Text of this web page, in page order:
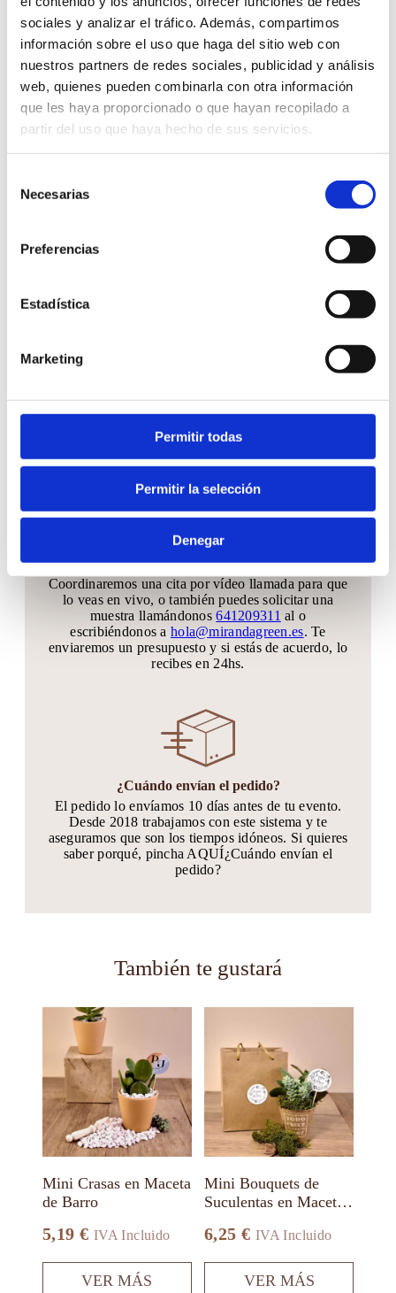
sociales y analizar el tráfico. Además, compartimos
información sobre el uso que haga del sitio web con
nuestros partners de redes sociales, publicidad y análisis
web, quienes pueden combinarla con otra información
que les haya proporcionado o que hayan recopilado a
partir del uso que haya hecho de sus servicios.
Necesarias
Preferencias
Estadística
Marketing
Permitir todas
Permitir la selección
Denegar
Saber más sobre los envíos
SOSTENIBLE KM 0 BIODEGRADABLE
mucho más, sin problema!! Podrás agregar
¿Puedo ver antes el producto?
Coordinaremos una cita por vídeo llamada para que
lo veas en vivo, o también puedes solicitar una
muestra llamándonos641209311 al o
escribiéndonos ahola@mirandagreen.es. Te
enviaremos un presupuesto y si estás de acuerdo, lo
recibes en 24hs.
¿Cuándo envían el pedido?
El pedido lo envíamos 10 días antes de tu evento.
Desde 2018 trabajamos con este sistema y te
aseguramos que son los tiempos idóneos. Si quieres
saber porqué, pincha AQUÍ¿Cuándo envían el
pedido?
También te gustará
Mini Crasas en Maceta
de Barro
5,19 € IVA Incluido
VER MÁS
producto
múltiples
variantes.
Las
opciones
se
pueden
elegir
la
página
producto
Mini Bouquets de
Suculentas en Maceta
6,25€ IVA Incluido
VER MÁS
tiene
múltiples
Las
opciones
se
pueden
elegir
la
página
producto